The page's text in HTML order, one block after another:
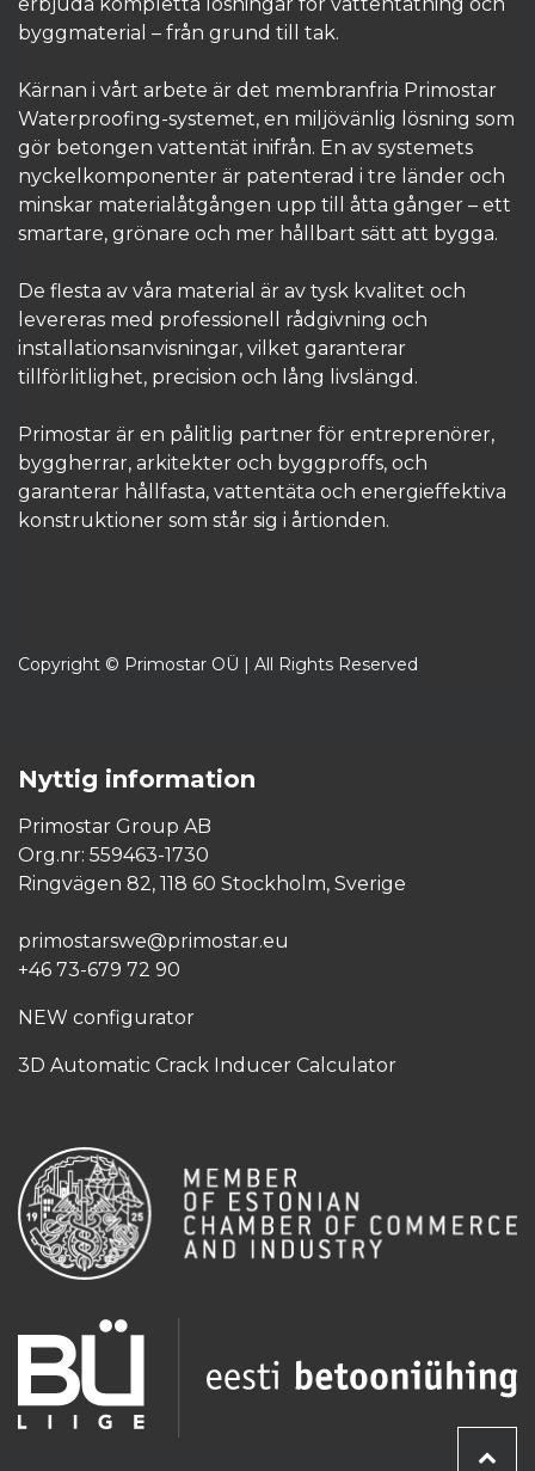
byggmaterial – från grund till tak.
Kärnan i vårt arbete är det membranfria Primostar
Waterproofing-systemet, en miljövänlig lösning som
gör betongen vattentät inifrån. En av systemets
nyckelkomponenter är patenterad i tre länder och
minskar materialåtgången upp till åtta gånger – ett
smartare, grönare och mer hållbart sätt att bygga.
De flesta av våra material är av tysk kvalitet och
levereras med professionell rådgivning och
installationsanvisningar, vilket garanterar
tillförlitlighet, precision och lång livslängd.
Primostar är en pålitlig partner för entreprenörer,
byggherrar, arkitekter och byggproffs, och
garanterar hållfasta, vattentäta och energieffektiva
konstruktioner som står sig i årtionden.​
Copyright © Primostar OÜ | All Rights Reserved
Nyttig information
Primostar Group AB
Org.nr: 559463-1730
Ringvägen 82, 118 60 Stockholm, Sverige
primostarswe@primostar.eu​
+46 73-679 72 90
NEW configurator
3D Automatic Crack Inducer Calculator